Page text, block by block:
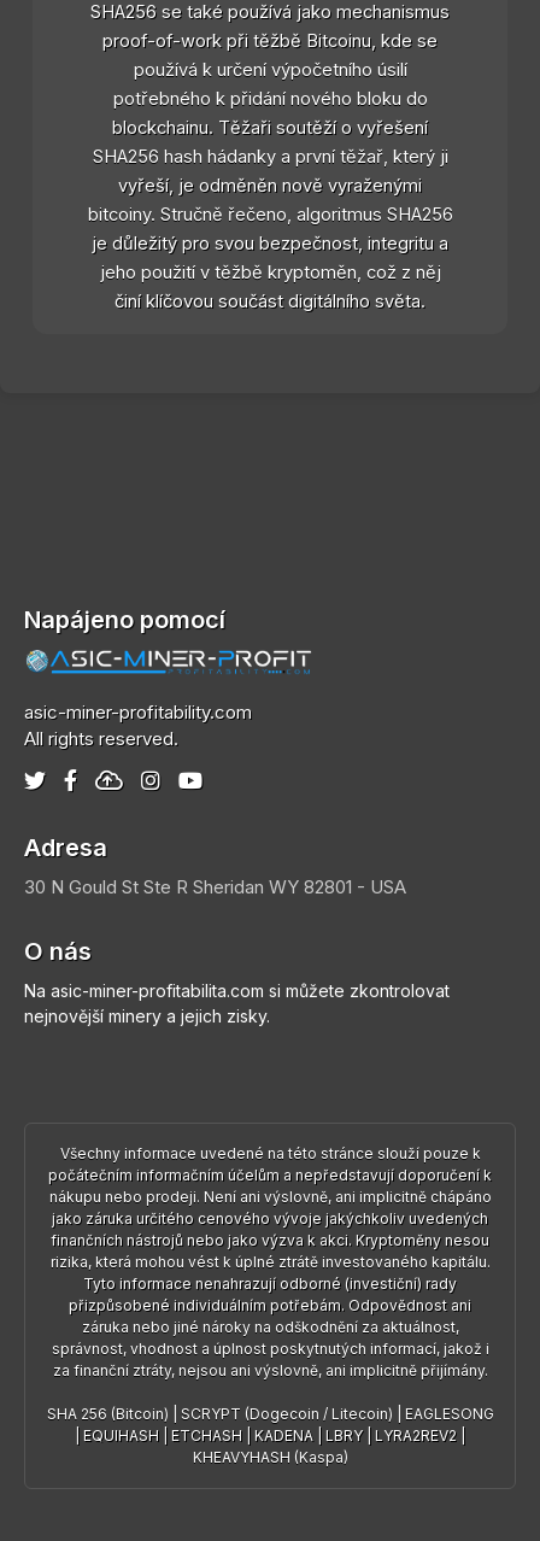
SHA256 se také používá jako mechanismus
proof-of-work při těžbě Bitcoinu, kde se
používá k určení výpočetního úsilí
potřebného k přidání nového bloku do
blockchainu. Těžaři soutěží o vyřešení
SHA256 hash hádanky a první těžař, který ji
vyřeší, je odměněn nově vyraženými
bitcoiny. Stručně řečeno, algoritmus SHA256
je důležitý pro svou bezpečnost, integritu a
jeho použití v těžbě kryptoměn, což z něj
činí klíčovou součást digitálního světa.
Napájeno pomocí
asic-miner-profitability.com
All rights reserved.
Adresa
30 N Gould St Ste R Sheridan WY 82801 - USA
O nás
Na asic-miner-profitabilita.com si můžete zkontrolovat
nejnovější minery a jejich zisky.
Všechny informace uvedené na této stránce slouží pouze k
počátečním informačním účelům a nepředstavují doporučení k
nákupu nebo prodeji. Není ani výslovně, ani implicitně chápáno
jako záruka určitého cenového vývoje jakýchkoliv uvedených
finančních nástrojů nebo jako výzva k akci. Kryptoměny nesou
rizika, která mohou vést k úplné ztrátě investovaného kapitálu.
Tyto informace nenahrazují odborné (investiční) rady
přizpůsobené individuálním potřebám. Odpovědnost ani
záruka nebo jiné nároky na odškodnění za aktuálnost,
správnost, vhodnost a úplnost poskytnutých informací, jakož i
za finanční ztráty, nejsou ani výslovně, ani implicitně přijímány.
SHA 256 (Bitcoin) SCRYPT (Dogecoin / Litecoin)
EAGLESONG
EQUIHASH ETCHASH KADENA LBRY| LYRA2REV2
KHEAVYHASH (Kaspa)